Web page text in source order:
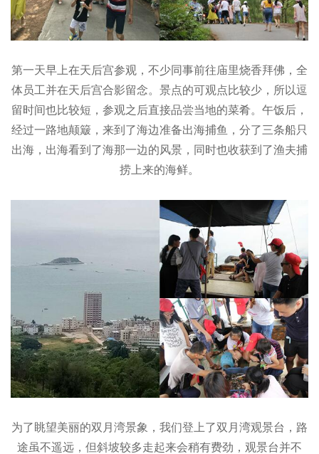
第一天早上在天后宫参观，不少同事前往庙里烧香拜佛，全
体员工并在天后宫合影留念。景点的可观点比较少，所以逗
留时间也比较短，参观之后直接品尝当地的菜肴。午饭后，
经过一路地颠簸，来到了海边准备出海捕鱼，分了三条船只
出海，出海看到了海那一边的风景，同时也收获到了渔夫捕
捞上来的海鲜。
为了眺望美丽的双月湾景象，我们登上了双月湾观景台，路
途虽不遥远，但斜坡较多走起来会稍有费劲，观景台并不